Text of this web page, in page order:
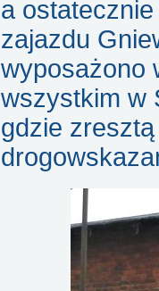
a
zajazdu
wyposażono
wszystkim w
gdzie